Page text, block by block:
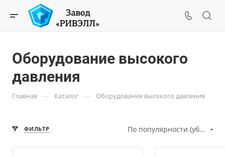
Оборудование высокого
давления
Главная — Каталог — Оборудование высокого давления
ФИЛЬТР По популярности (убывание)